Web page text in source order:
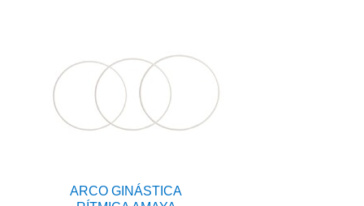
ARCO GINÁSTICA